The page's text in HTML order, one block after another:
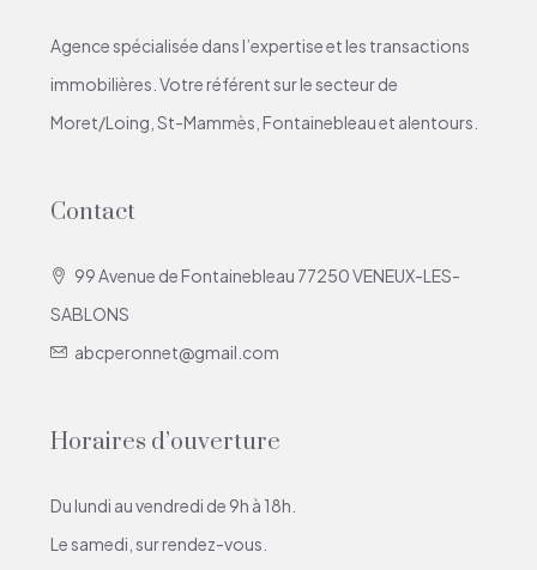
Agence spécialisée dans l’expertise et les transactions
immobilières. Votre référent sur le secteur de
Moret/Loing, St-Mammès, Fontainebleau et alentours.
Contact
99 Avenue de Fontainebleau 77250 VENEUX-LES-
SABLONS
abcperonnet@gmail.com
Horaires d’ouverture
Du lundi au vendredi de 9h à 18h.
Le samedi, sur rendez-vous.